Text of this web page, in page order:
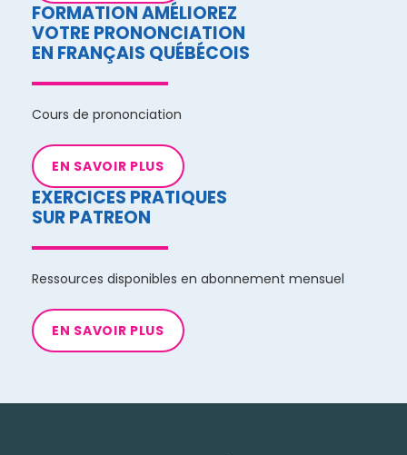
FORMATION AMÉLIOREZ
VOTRE PRONONCIATION
EN FRANÇAIS QUÉBÉCOIS
Cours de prononciation
EN SAVOIR PLUS
EXERCICES PRATIQUES
SUR PATREON
Ressources disponibles en abonnement mensuel
EN SAVOIR PLUS